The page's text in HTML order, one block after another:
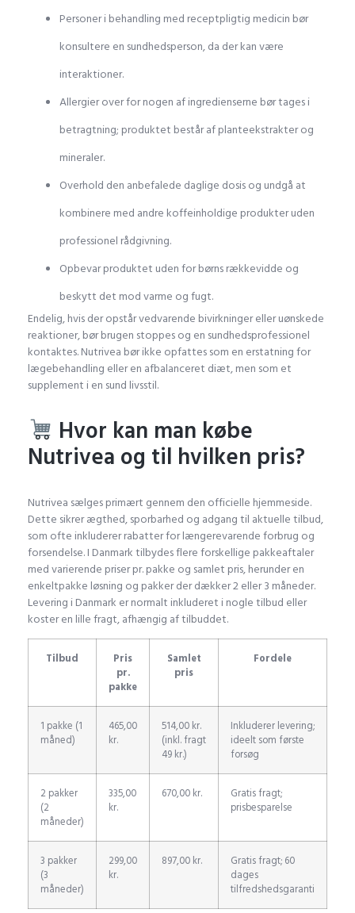
Personer i behandling med receptpligtig medicin bør
konsultere en sundhedsperson, da der kan være
interaktioner.
Allergier over for nogen af ingredienserne bør tages i
betragtning; produktet består af planteekstrakter og
mineraler.
Overhold den anbefalede daglige dosis og undgå at
kombinere med andre koffeinholdige produkter uden
professionel rådgivning.
Opbevar produktet uden for børns rækkevidde og
beskytt det mod varme og fugt.
Endelig, hvis der opstår vedvarende bivirkninger eller uønskede
reaktioner, bør brugen stoppes og en sundhedsprofessionel
kontaktes. Nutrivea bør ikke opfattes som en erstatning for
lægebehandling eller en afbalanceret diæt, men som et
supplement i en sund livsstil.
Hvor kan man købe
Nutrivea og til hvilken pris?
Nutrivea sælges primært gennem den officielle hjemmeside.
Dette sikrer ægthed, sporbarhed og adgang til aktuelle tilbud,
som ofte inkluderer rabatter for længerevarende forbrug og
forsendelse. I Danmark tilbydes flere forskellige pakkeaftaler
med varierende priser pr. pakke og samlet pris, herunder en
enkeltpakke løsning og pakker der dækker 2 eller 3 måneder.
Levering i Danmark er normalt inkluderet i nogle tilbud eller
koster en lille fragt, afhængig af tilbuddet.
Tilbud
Pris
pr.
pakke
Samlet
pris
Fordele
1 pakke (1
måned)
465,00
kr.
514,00 kr.
(inkl. fragt
49 kr.)
Inkluderer levering;
ideelt som første
forsøg
2 pakker
(2
måneder)
335,00
kr.
670,00 kr.
Gratis fragt;
prisbesparelse
3 pakker
(3
måneder)
299,00
kr.
897,00 kr.
Gratis fragt; 60
dages
tilfredshedsgaranti